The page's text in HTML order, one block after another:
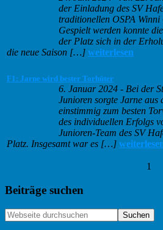
der Einladung des SV
traditionellen OSPA
Gespielt werden konnte
der Platz sich in der
die neue Saison […] weiterlesen
F1: Jarne wird bester Torhüter
6. Januar 2024 - Bei der
Junioren sorgte Jarne
einstimmig zum besten
des individuellen Erfolgs
Junioren-Team des SV
Platz. Insgesamt war es […]
1
Haupt-
Sidebar
Beiträge suchen
Webseite
durchsuchen